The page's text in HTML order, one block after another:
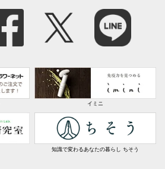
イミニ
知識で変わるあなたの暮らし ちそう